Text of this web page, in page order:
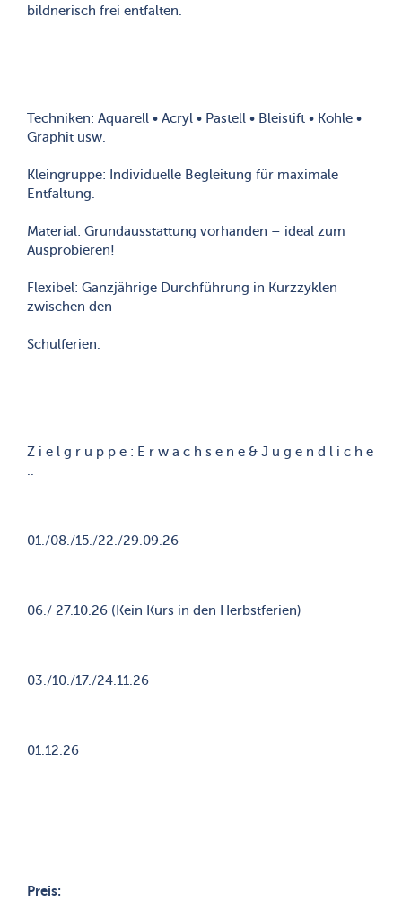
bildnerisch frei entfalten.
Techniken: Aquarell • Acryl • Pastell • Bleistift • Kohle •
Graphit usw.
Kleingruppe: Individuelle Begleitung für maximale
Entfaltung.
Material: Grundausstattung vorhanden – ideal zum
Ausprobieren!
Flexibel: Ganzjährige Durchführung in Kurzzyklen
zwischen den
Schulferien.
Z i e l g r u p p e : E r w a c h s e n e & J u g e n d l i c h e
01./08./15./22./29.09.26
06./ 27.10.26 (Kein Kurs in den Herbstferien)
03./10./17./24.11.26
01.12.26
Preis: